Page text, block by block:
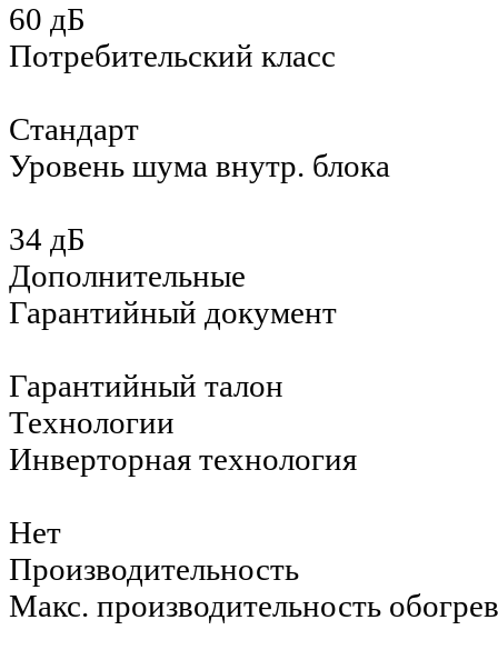
60 дБ
Потребительский класс
Стандарт
Уровень шума внутр. блока
34 дБ
Дополнительные
Гарантийный документ
Гарантийный талон
Технологии
Инверторная технология
Нет
Производительность
Макс. производительность